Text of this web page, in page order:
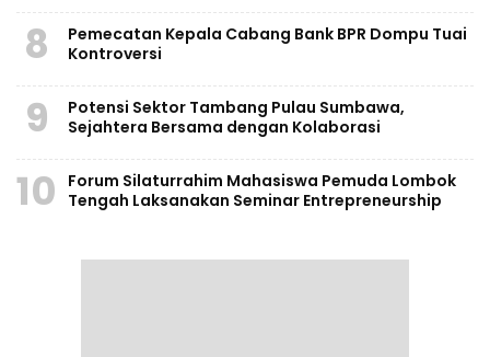
8
Pemecatan Kepala Cabang Bank BPR Dompu Tuai
Kontroversi
9
Potensi Sektor Tambang Pulau Sumbawa,
Sejahtera Bersama dengan Kolaborasi
10
Forum Silaturrahim Mahasiswa Pemuda Lombok
Tengah Laksanakan Seminar Entrepreneurship